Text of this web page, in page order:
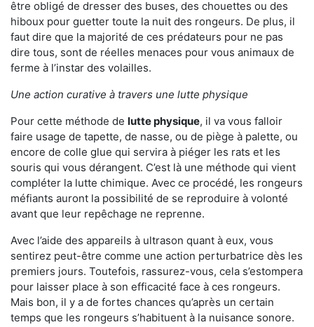
être obligé de dresser des buses, des chouettes ou des
hiboux pour guetter toute la nuit des rongeurs. De plus, il
faut dire que la majorité de ces prédateurs pour ne pas
dire tous, sont de réelles menaces pour vous animaux de
ferme à l’instar des volailles.
Une action curative à travers une lutte physique
Pour cette méthode de lutte physique, il va vous falloir
faire usage de tapette, de nasse, ou de piège à palette, ou
encore de colle glue qui servira à piéger les rats et les
souris qui vous dérangent. C’est là une méthode qui vient
compléter la lutte chimique. Avec ce procédé, les rongeurs
méfiants auront la possibilité de se reproduire à volonté
avant que leur repêchage ne reprenne.
Avec l’aide des appareils à ultrason quant à eux, vous
sentirez peut-être comme une action perturbatrice dès les
premiers jours. Toutefois, rassurez-vous, cela s’estompera
pour laisser place à son efficacité face à ces rongeurs.
Mais bon, il y a de fortes chances qu’après un certain
temps que les rongeurs s’habituent à la nuisance sonore.